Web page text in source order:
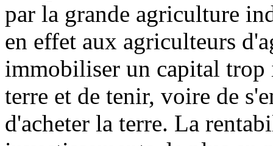
par la grande agriculture
en effet aux agriculteurs
immobiliser un capital
terre et de tenir, voire de
d'acheter la terre. La